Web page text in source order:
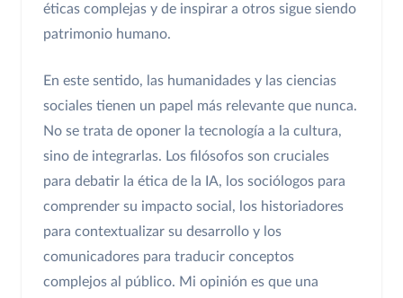
éticas complejas y de inspirar a otros sigue siendo
patrimonio humano.
En este sentido, las humanidades y las ciencias
sociales tienen un papel más relevante que nunca.
No se trata de oponer la tecnología a la cultura,
sino de integrarlas. Los filósofos son cruciales
para debatir la ética de la IA, los sociólogos para
comprender su impacto social, los historiadores
para contextualizar su desarrollo y los
comunicadores para traducir conceptos
complejos al público. Mi opinión es que una